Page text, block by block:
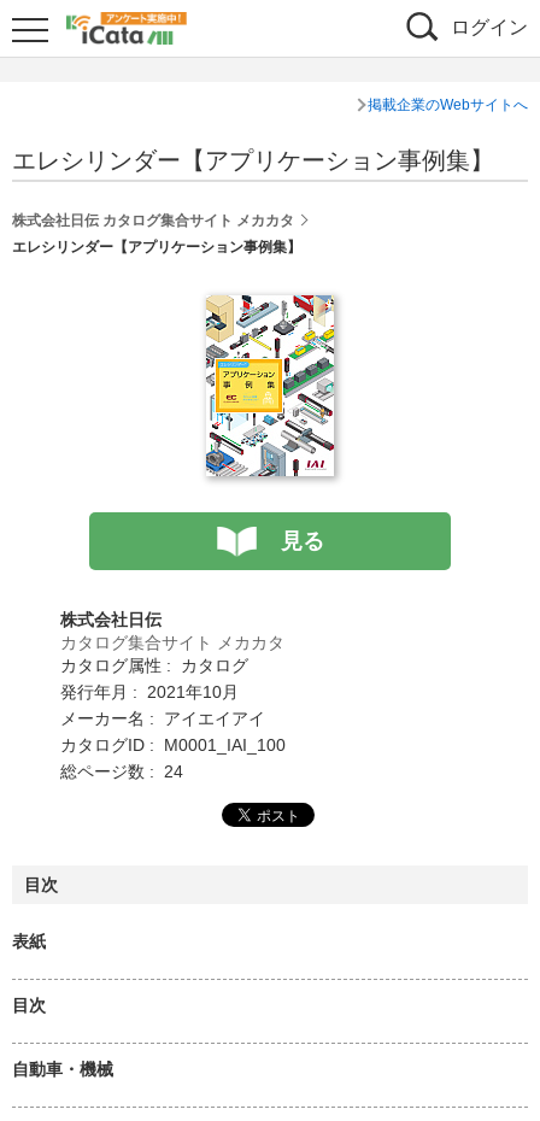
ログイン
掲載企業のWebサイトへ
エレシリンダー【アプリケーション事例集】
株式会社日伝 カタログ集合サイト メカカタ
エレシリンダー【アプリケーション事例集】
見る
株式会社日伝
カタログ集合サイト メカカタ
カタログ属性 : カタログ
発行年月 : 2021年10月
メーカー名 : アイエイアイ
カタログID : M0001_IAI_100
総ページ数 : 24
目次
表紙
目次
自動車・機械